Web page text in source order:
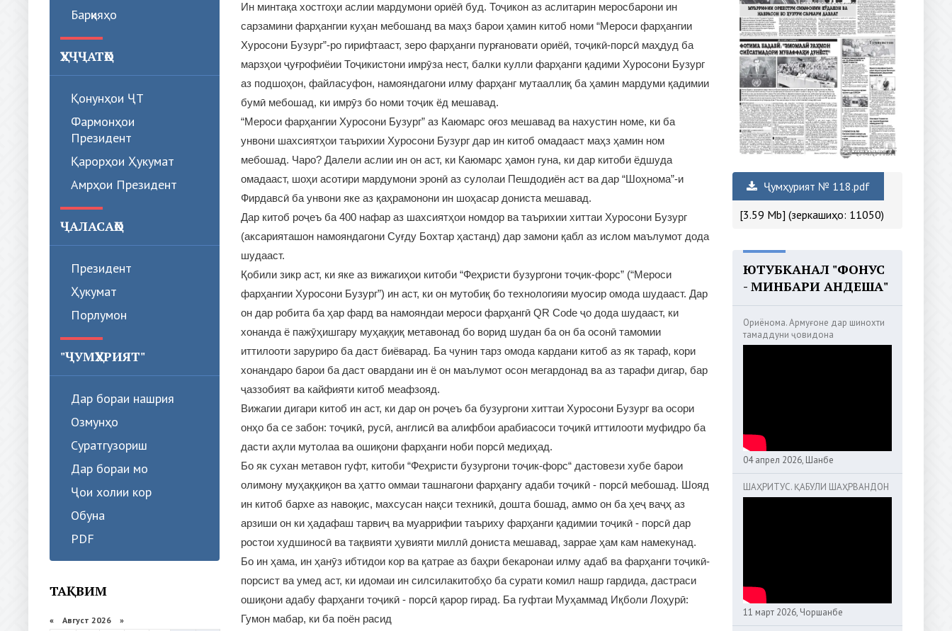
Барқияҳо
ҲУҶҶАТҲО
Қонунҳои ҶТ
Фармонҳои
Президент
Қарорҳои Ҳукумат
Амрҳои Президент
ҶАЛАСАҲО
Президент
Ҳукумат
Порлумон
"ҶУМҲУРИЯТ"
Дар бораи нашрия
Озмунҳо
Суратгузориш
Дар бораи мо
Ҷои холии кор
Обуна
PDF
ТАҚВИМ
« Август 2026 »
Ин минтақа хостгоҳи аслии мардумони ориёӣ буд. Тоҷикон аз аслитарин меросбарони ин
сарзамини фарҳангии куҳан мебошанд ва маҳз барои ҳамин китоб номи “Мероси фарҳангии
Хуросони Бузург”-ро гирифтааст, зеро фарҳанги пурғановати ориёӣ, тоҷикӣ-порсӣ маҳдуд ба
марзҳои ҷуғрофиёии Тоҷикистони имрӯза нест, балки кулли фарҳанги қадими Хуросони Бузург
аз подшоҳон, файласуфон, намояндагони илму фарҳанг мутааллиқ ба ҳамин мардуми қадимии
бумӣ мебошад, ки имрӯз бо номи тоҷик ёд мешавад.
“Мероси фарҳангии Хуросони Бузург” аз Каюмарс оғоз мешавад ва нахустин номе, ки ба
унвони шахсиятҳои таърихии Хуросони Бузург дар ин китоб омадааст маҳз ҳамин ном
мебошад. Чаро? Далели аслии ин он аст, ки Каюмарс ҳамон гуна, ки дар китоби ёдшуда
омадааст, шоҳи асотири мардумони эронӣ аз сулолаи Пешдодиён аст ва дар “Шоҳнома”-и
Фирдавсӣ ба унвони яке аз қаҳрамонони ин шоҳасар дониста мешавад.
Дар китоб роҷеъ ба 400 нафар аз шахсиятҳои номдор ва таърихии хиттаи Хуросони Бузург
(аксарияташон намояндагони Суғду Бохтар ҳастанд) дар замони қабл аз ислом маълумот дода
шудааст.
Қобили зикр аст, ки яке аз вижагиҳои китоби “Феҳристи бузургони тоҷик-форс” (“Мероси
фарҳангии Хуросони Бузург”) ин аст, ки он мутобиқ бо технологияи муосир омода шудааст. Дар
он дар робита ба ҳар фард ва намояндаи мероси фарҳангӣ QR Code ҷо дода шудааст, ки
хонанда ё пажӯҳишгару муҳаққиқ метавонад бо ворид шудан ба он ба осонӣ тамомии
иттилооти заруриро ба даст биёварад. Ба чунин тарз омода кардани китоб аз як тараф, кори
хонандаро барои ба даст овардани ин ё он маълумот осон мегардонад ва аз тарафи дигар, бар
ҷаззобият ва кайфияти китоб меафзояд.
Вижагии дигари китоб ин аст, ки дар он роҷеъ ба бузургони хиттаи Хуросони Бузург ва осори
онҳо ба се забон: тоҷикӣ, русӣ, англисӣ ва алифбои арабиасоси тоҷикӣ иттилооти муфидро ба
дасти аҳли мутолаа ва ошиқони фарҳанги ноби порсӣ медиҳад.
Бо як сухан метавон гуфт, китоби “Феҳристи бузургони тоҷик-форс“ дастовези хубе барои
олимону муҳаққиқон ва ҳатто оммаи ташнагони фарҳангу адаби тоҷикӣ - порсӣ мебошад. Шояд
ин китоб бархе аз навоқис, махсусан нақси техникӣ, дошта бошад, аммо он ба ҳеҷ ваҷҳ аз
арзиши он ки ҳадафаш тарвиҷ ва муаррифии таъриху фарҳанги қадимии тоҷикӣ - порсӣ дар
ростои худшиносӣ ва тақвияти ҳувияти миллӣ дониста мешавад, заррае ҳам кам намекунад.
Бо ин ҳама, ин ҳанӯз ибтидои кор ва қатрае аз баҳри бекаронаи илму адаб ва фарҳанги тоҷикӣ-
порсист ва умед аст, ки идомаи ин силсилакитобҳо ба сурати комил нашр гардида, дастраси
ошиқони адабу фарҳанги тоҷикӣ - порсӣ қарор гирад. Ба гуфтаи Муҳаммад Иқболи Лоҳурӣ:
Гумон мабар, ки ба поён расид
Ҷумҳурият № 118.pdf
[3.59 Mb] (зеркашиҳо: 11050)
ЮТУБКАНАЛ "ФОНУС
- МИНБАРИ АНДЕША"
Ориёнома. Армуғоне дар шинохти
тамаддуни ҷовидона
04 апрел 2026, Шанбе
ШАҲРИТУС. ҚАБУЛИ ШАҲРВАНДОН
11 март 2026, Чоршанбе